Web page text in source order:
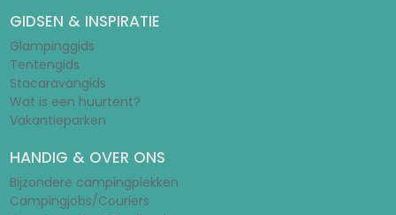
GIDSEN & INSPIRATIE
Glampinggids
Tentengids
Stacaravangids
Wat is een huurtent?
Vakantieparken
HANDIG & OVER ONS
Bijzondere campingplekken
Campingjobs/Couriers